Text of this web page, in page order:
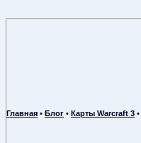
Главная • Блог • Карты Warcraft 3 •